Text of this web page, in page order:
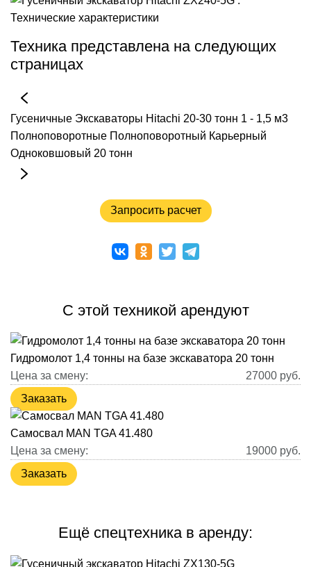
Техника представлена на следующих
страницах
Гусеничные Экскаваторы Hitachi 20-30 тонн 1 - 1,5 м3
Полноповоротные Полноповоротный Карьерный
Одноковшовый 20 тонн
Запросить расчет
С этой техникой арендуют
Гидромолот 1,4 тонны на базе экскаватора 20 тонн
Цена за смену:
27000 руб.
Заказать
Самосвал MAN TGA 41.480
Цена за смену:
19000 руб.
Заказать
Ещё спецтехника в аренду: